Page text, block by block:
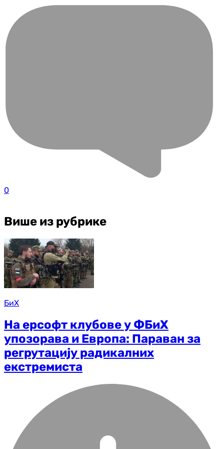
0
Више из рубрике
БиХ
На ерсофт клубове у ФБиХ
упозорава и Европа: Параван за
регрутацију радикалних
екстремиста